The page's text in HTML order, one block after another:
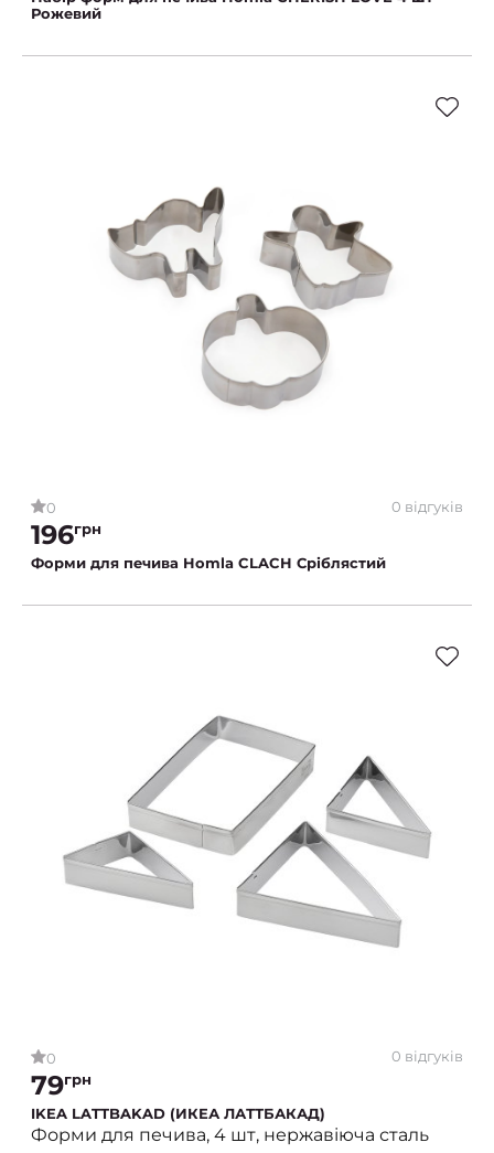
Рожевий
0 0 відгуків
196грн
Форми для печива Homla CLACH Сріблястий
0 0 відгуків
79грн
IKEA LATTBAKAD (ИКЕА ЛАТТБАКАД)
Форми для печива, 4 шт, нержавіюча сталь